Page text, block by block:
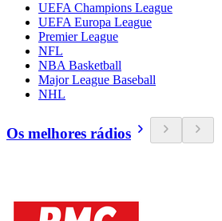
UEFA Champions League
UEFA Europa League
Premier League
NFL
NBA Basketball
Major League Baseball
NHL
Os melhores rádios